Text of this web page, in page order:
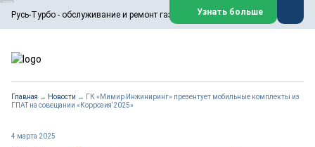
Русь-Турбо - обслуживание и ремонт газовых паровых турбин
ООО «Русь-Турбо» занимается сервисом газовых и паровых
турбин, комплексным ремонтом, восстановлением,
техническим обслуживанием оборудования ТЭС,
работают на нефтегазовых, нефтехимических,
металлургических и других предприятиях.
Реклама. ООО «Русь-Турбо», ИНН 7802588950
erid: F7NfYUJCUneVdwPs4znf
Узнать больше
Главная → Новости → ГК «Мимир Инжиниринг» презентует мобильные комплекты из
ГПАТ на совещании «Коррозия‘2025»
4 марта 2025